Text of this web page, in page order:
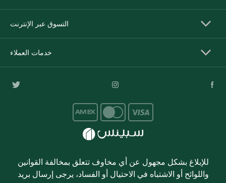
التسوق عبر الإنترنت
خدمات العملاء
للإبلاغ بشكل مجهول عن أي مخاوف تتعلق بمخالفة القوانين
واللوائح أو الاشتباه في الاحتيال أو الفساد، يرجى إرسال بريد